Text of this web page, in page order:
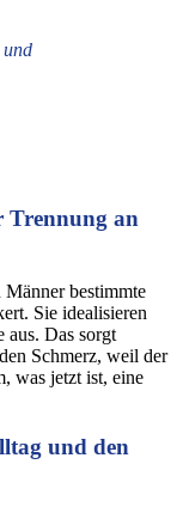
Trennung an
bestimmte
Sie idealisieren
aus. Das sorgt
Schmerz, weil der
was jetzt ist, eine
und den